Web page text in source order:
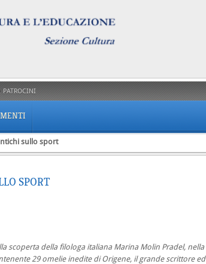
PATROCINI
sullo sport
SPORT
scoperta della filologa italiana Marina Molin Pradel, nella
29 omelie inedite di Origene, il grande scrittore ed